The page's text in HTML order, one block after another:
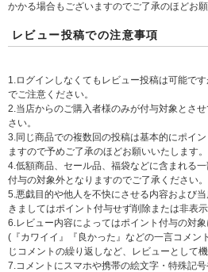
かかる場合もございますのでご了承のほどお願
レビュー投稿での注意事項
1.ログインしなくてもレビュー投稿は可能で
でご注意ください。
2.当店からのご購入者様のみが付与対象とさ
さい。
3.同じ商品での複数回の投稿は基本的にポイ
ますので予めご了承のほどお願いいたします。
4.低額商品、セール品、福袋などに含まれる
付与の対象外となりますのでご了承ください。
5.悪戯目的や他人を不快にさせる内容および
きましてはポイント付与せず削除または非表
6.レビュー内容によってはポイント付与の対象
(『カワイイ』『良かった』などの一言コメン
じコメントの繰り返しなど、レビューとして
7.コメントにスマホや携帯の絵文字・特殊記